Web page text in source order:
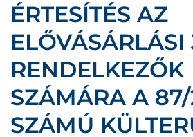
ÉRTESÍTÉS AZ
RENDELKEZŐK
SZÁMÁRA A 87/
SZÁMÚ